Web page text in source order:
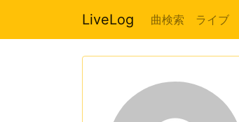
LiveLog 曲検索 ライブ